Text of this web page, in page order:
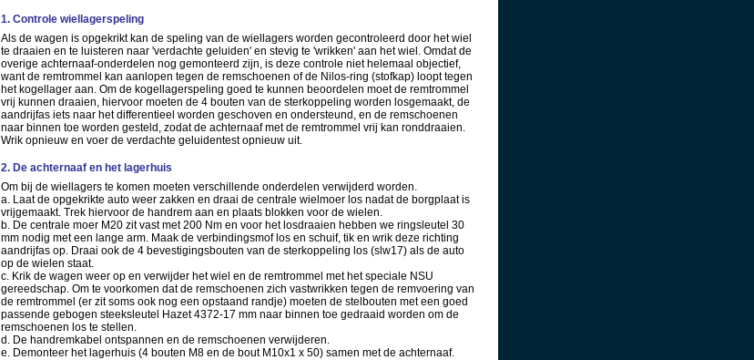
1. Controle wiellagerspeling
Als de wagen is opgekrikt kan de speling van de wiellagers worden gecontroleerd door het wiel
te draaien en te luisteren naar 'verdachte geluiden' en stevig te 'wrikken' aan het wiel. Omdat de
overige achternaaf-onderdelen nog gemonteerd zijn, is deze controle niet helemaal objectief,
want de remtrommel kan aanlopen tegen de remschoenen of de Nilos-ring (stofkap) loopt tegen
het kogellager aan. Om de kogellagerspeling goed te kunnen beoordelen moet de remtrommel
vrij kunnen draaien, hiervoor moeten de 4 bouten van de sterkoppeling worden losgemaakt, de
aandrijfas iets naar het differentieel worden geschoven en ondersteund, en de remschoenen
naar binnen toe worden gesteld, zodat de achternaaf met de remtrommel vrij kan ronddraaien.
Wrik opnieuw en voer de verdachte geluidentest opnieuw uit.
2. De achternaaf en het lagerhuis
Om bij de wiellagers te komen moeten verschillende onderdelen verwijderd worden.
a. Laat de opgekrikte auto weer zakken en draai de centrale wielmoer los nadat de borgplaat is
vrijgemaakt. Trek hiervoor de handrem aan en plaats blokken voor de wielen.
b. De centrale moer M20 zit vast met 200 Nm en voor het losdraaien hebben we ringsleutel 30
mm nodig met een lange arm. Maak de verbindingsmof los en schuif, tik en wrik deze richting
aandrijfas op. Draai ook de 4 bevestigingsbouten van de sterkoppeling los (slw17) als de auto
op de wielen staat.
c. Krik de wagen weer op en verwijder het wiel en de remtrommel met het speciale NSU
gereedschap. Om te voorkomen dat de remschoenen zich vastwrikken tegen de remvoering van
de remtrommel (er zit soms ook nog een opstaand randje) moeten de stelbouten met een goed
passende gebogen steeksleutel Hazet 4372-17 mm naar binnen toe gedraaid worden om de
remschoenen los te stellen.
d. De handremkabel ontspannen en de remschoenen verwijderen.
e. Demonteer het lagerhuis (4 bouten M8 en de bout M10x1 x 50) samen met de achternaaf.